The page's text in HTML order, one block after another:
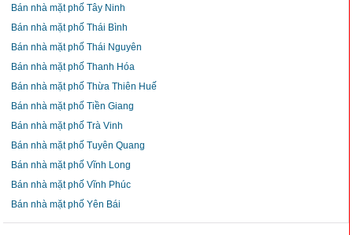
Bán nhà mặt phố Tây Ninh
Bán nhà mặt phố Thái Bình
Bán nhà mặt phố Thái Nguyên
Bán nhà mặt phố Thanh Hóa
Bán nhà mặt phố Thừa Thiên Huế
Bán nhà mặt phố Tiền Giang
Bán nhà mặt phố Trà Vinh
Bán nhà mặt phố Tuyên Quang
Bán nhà mặt phố Vĩnh Long
Bán nhà mặt phố Vĩnh Phúc
Bán nhà mặt phố Yên Bái